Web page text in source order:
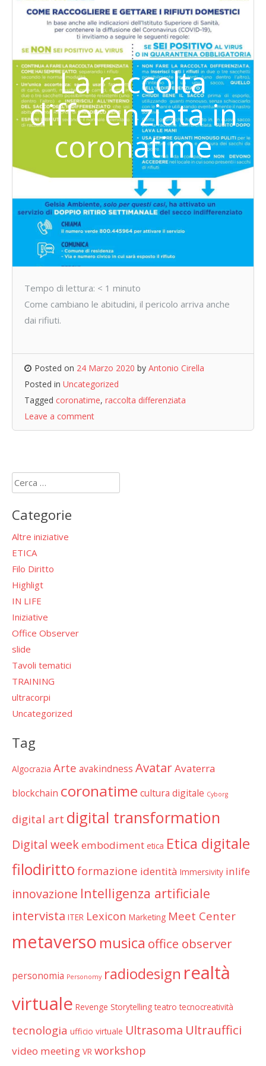
La raccolta
differenziata in
coronatime
Tempo di lettura: < 1 minuto
Come cambiano le abitudini, il pericolo arriva anche
dai rifiuti.
Posted on 24 Marzo 2020 by Antonio Cirella
Posted in Uncategorized
Tagged coronatime, raccolta differenziata
Leave a comment
Ricerca
per:
Categorie
Altre iniziative
ETICA
Filo Diritto
Highligt
IN LIFE
Iniziative
Office Observer
slide
Tavoli tematici
TRAINING
ultracorpi
Uncategorized
Tag
Algocrazia Arte avakindness AvatarAvaterra
blockchain coronatime cultura digitale Cyborg
digital art digital transformation
Digital weekembodiment etica Etica digitale
filodiritto formazione identità Immersivity inlife
innovazione Intelligenza artificiale
intervista ITER Lexicon Marketing Meet Center
metaverso musica office observer
personomia Personomy radiodesign realtà
virtuale Revenge Storytelling teatro tecnocreatività
tecnologia ufficio virtuale Ultrasoma Ultrauffici
video meeting VR workshop